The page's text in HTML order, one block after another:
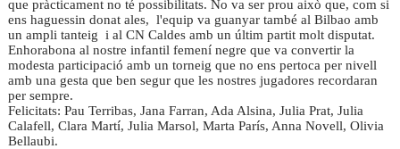
que pràcticament no té possibilitats. No va ser prou això que, com si
ens haguessin donat ales, l'equip va guanyar també al Bilbao amb
un ampli tanteig i al CN Caldes amb un últim partit molt disputat.
Enhorabona al nostre infantil femení negre que va convertir la
modesta participació amb un torneig que no ens pertoca per nivell
amb una gesta que ben segur que les nostres jugadores recordaran
per sempre.
Felicitats: Pau Terribas, Jana Farran, Ada Alsina, Julia Prat, Julia
Calafell, Clara Martí, Julia Marsol, Marta París, Anna Novell, Olivia
Bellaubi.